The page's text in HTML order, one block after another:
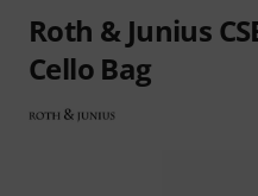
Roth & Junius
Cello Bag